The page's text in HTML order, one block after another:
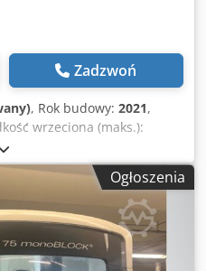
Zadzwoń
, Rok budowy: 2021,
wrzeciona (maks.):
, przesuw osi Z:600 mm,
, model sterownika:
frezarka POSmill H800U
roku. Charakteryzuje się
mm, skokiem osi Y
osi Z wynoszącym 600
Ogłoszenia